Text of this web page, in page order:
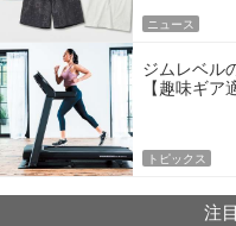
ニュース
ジムレベル
【趣味ギア
トピックス
注